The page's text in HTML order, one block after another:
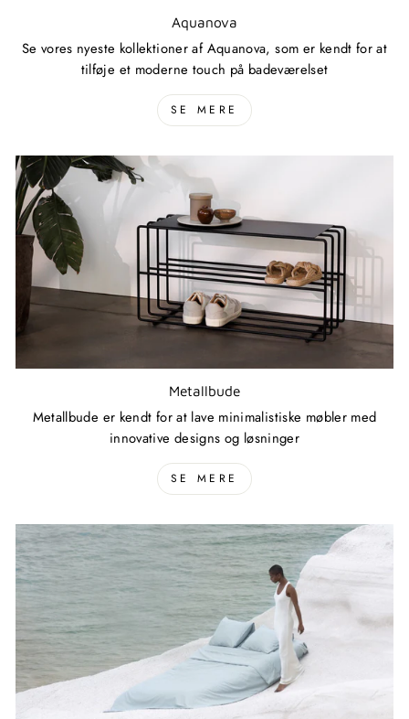
Aquanova
Se vores nyeste kollektioner af Aquanova, som er kendt for at
tilføje et moderne touch på badeværelset
SE MERE
Metallbude
Metallbude er kendt for at lave minimalistiske møbler med
innovative designs og løsninger
SE MERE